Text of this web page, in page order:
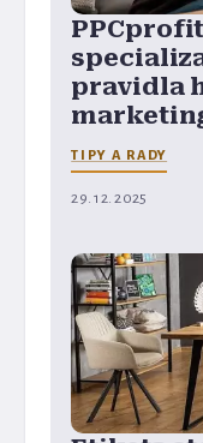
pravidla
TIPY A RADY
29. 12. 2025